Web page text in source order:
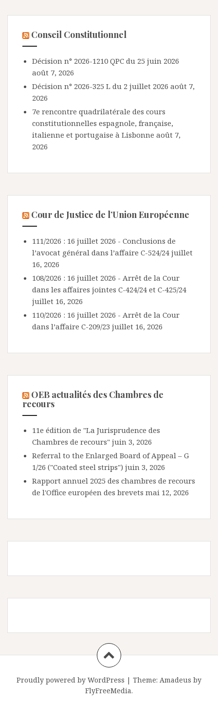
Conseil Constitutionnel
Décision n° 2026-1210 QPC du 25 juin 2026
août 7, 2026
Décision n° 2026-325 L du 2 juillet 2026 août 7,
2026
7e rencontre quadrilatérale des cours
constitutionnelles espagnole, française,
italienne et portugaise à Lisbonne août 7,
2026
Cour de Justice de l’Union Européenne
111/2026 : 16 juillet 2026 - Conclusions de
l’avocat général dans l’affaire C-524/24 juillet
16, 2026
108/2026 : 16 juillet 2026 - Arrêt de la Cour
dans les affaires jointes C-424/24 et C-425/24
juillet 16, 2026
110/2026 : 16 juillet 2026 - Arrêt de la Cour
dans l’affaire C-209/23 juillet 16, 2026
OEB actualités des Chambres de
recours
11e édition de "La Jurisprudence des
Chambres de recours" juin 3, 2026
Referral to the Enlarged Board of Appeal – G
1/26 ("Coated steel strips") juin 3, 2026
Rapport annuel 2025 des chambres de recours
de l'Office européen des brevets mai 12, 2026
Proudly powered by WordPress | Theme: Amadeus by
FlyFreeMedia.